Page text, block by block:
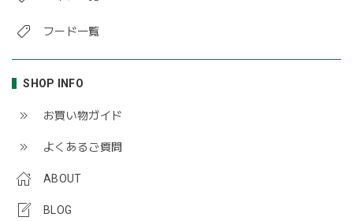
フード一覧
SHOP INFO
お買い物ガイド
よくあるご質問
ABOUT
BLOG